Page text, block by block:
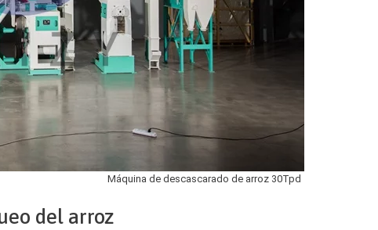
Máquina de descascarado de arroz 30Tpd
del arroz